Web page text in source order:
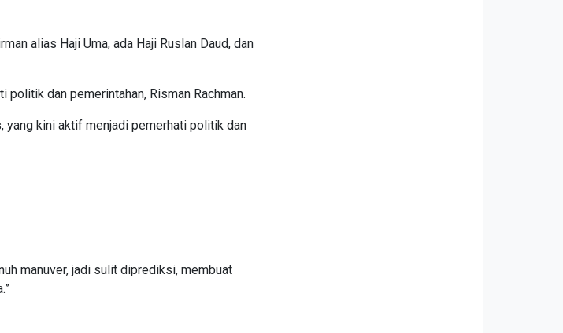
alias Haji Uma, ada Haji Ruslan Daud, dan
politik dan pemerintahan, Risman Rachman.
kini aktif menjadi pemerhati politik dan
manuver, jadi sulit diprediksi, membuat